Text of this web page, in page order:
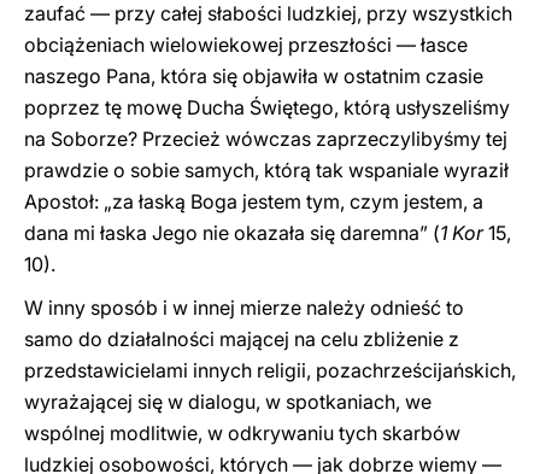
zaufać — przy całej słabości ludzkiej, przy wszystkich
obciążeniach wielowiekowej przeszłości — łasce
naszego Pana, która się objawiła w ostatnim czasie
poprzez tę mowę Ducha Świętego, którą usłyszeliśmy
na Soborze? Przecież wówczas zaprzeczylibyśmy tej
prawdzie o sobie samych, którą tak wspaniale wyraził
Apostoł: „za łaską Boga jestem tym, czym jestem, a
dana mi łaska Jego nie okazała się daremna” (1 Kor15,
10).
W inny sposób i w innej mierze należy odnieść to
samo do działalności mającej na celu zbliżenie z
przedstawicielami innych religii, pozachrześcijańskich,
wyrażającej się w dialogu, w spotkaniach, we
wspólnej modlitwie, w odkrywaniu tych skarbów
ludzkiej osobowości, których — jak dobrze wiemy —